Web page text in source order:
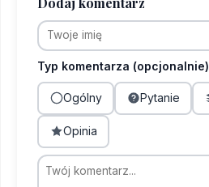
Typ komentarza (opcjonalnie)
Ogólny Pytanie
Opinia